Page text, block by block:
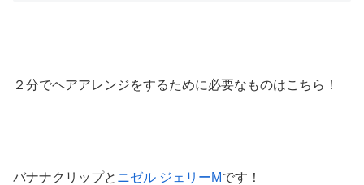
２分でヘアアレンジをするために必要なものはこちら！
バナナクリップと ニゼル ジェリーMです！